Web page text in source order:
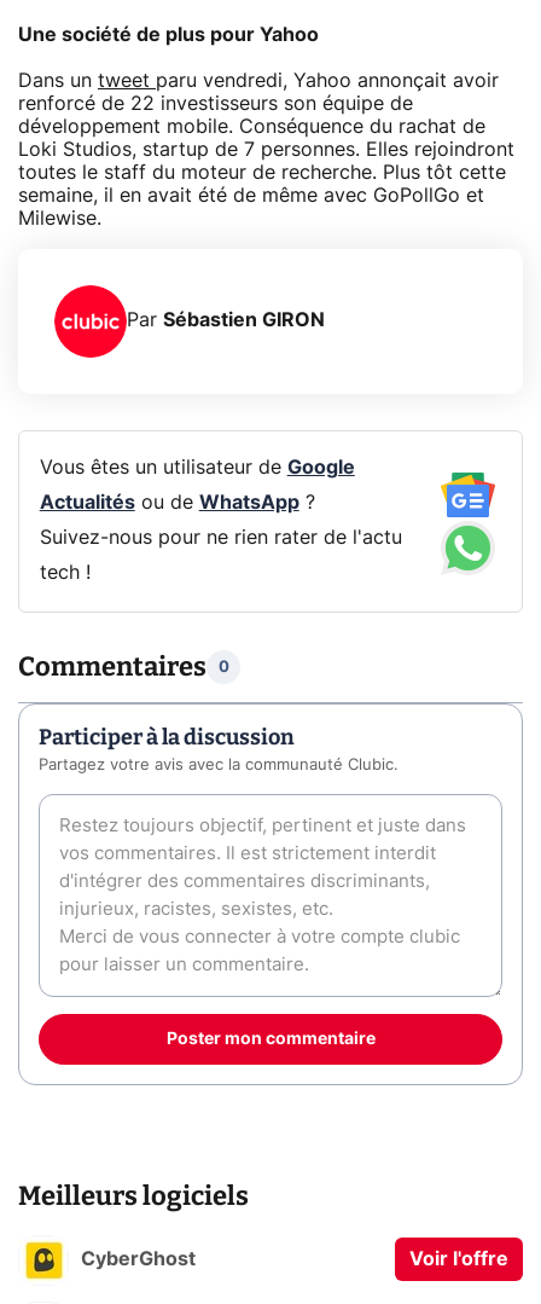
Une société de plus pour Yahoo
Dans un tweet paru vendredi, Yahoo annonçait avoir
renforcé de 22 investisseurs son équipe de
développement mobile. Conséquence du rachat de
Loki Studios, startup de 7 personnes. Elles rejoindront
toutes le staff du moteur de recherche. Plus tôt cette
semaine, il en avait été de même avec GoPollGo et
Milewise.
Par Sébastien GIRON
Vous êtes un utilisateur de Google
Actualitésou de WhatsApp?
Suivez-nous pour ne rien rater de l'actu
tech !
Commentaires 0
Participer à la discussion
Partagez votre avis avec la communauté Clubic.
Poster mon commentaire
Meilleurs logiciels
CyberGhost Voir l'offre